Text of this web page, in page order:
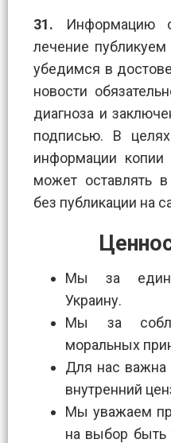
31. Информацию
лечение публикуем
убедимся в
новости
диагноза и
подписью. В
информации копии
может оставлять
без публикации на
Мы за
Украину.
Мы за
моральных
Для нас важна
внутренний
Мы уважаем
на выбор быть